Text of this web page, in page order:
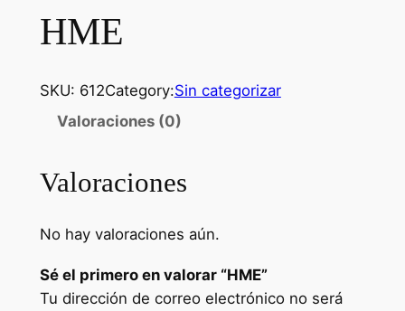
HME
SKU: 612Category:Sin categorizar
Valoraciones (0)
Valoraciones
No hay valoraciones aún.
Sé el primero en valorar “HME”
Tu dirección de correo electrónico no será